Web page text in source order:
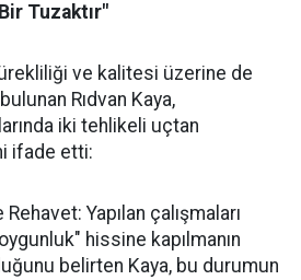
Tuzaktır"
ve kalitesi üzerine de
Rıdvan Kaya,
iki tehlikeli uçtan
ifade etti:
Yapılan çalışmaları
hissine kapılmanın
belirten Kaya, bu durumun